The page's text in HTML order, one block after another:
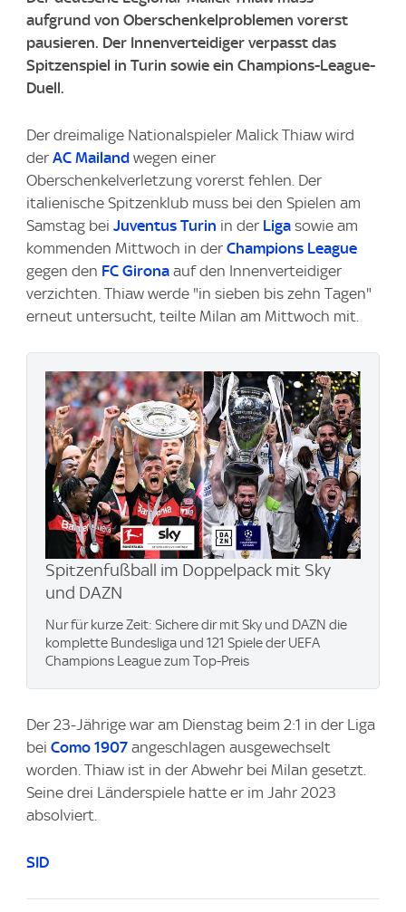
aufgrund von Oberschenkelproblemen vorerst
pausieren. Der Innenverteidiger verpasst das
Spitzenspiel in Turin sowie ein Champions-League-
Duell.
Der dreimalige Nationalspieler Malick Thiaw wird
der AC Mailand wegen einer
Oberschenkelverletzung vorerst fehlen. Der
italienische Spitzenklub muss bei den Spielen am
Samstag bei Juventus Turin in der Liga sowie am
kommenden Mittwoch in der Champions League
gegen den FC Girona auf den Innenverteidiger
verzichten. Thiaw werde "in sieben bis zehn Tagen"
erneut untersucht, teilte Milan am Mittwoch mit.
Spitzenfußball im Doppelpack mit Sky
und DAZN
Nur für kurze Zeit: Sichere dir mit Sky und DAZN die
komplette Bundesliga und 121 Spiele der UEFA
Champions League zum Top-Preis
Der 23-Jährige war am Dienstag beim 2:1 in der Liga
bei Como 1907 angeschlagen ausgewechselt
worden. Thiaw ist in der Abwehr bei Milan gesetzt.
Seine drei Länderspiele hatte er im Jahr 2023
absolviert.
SID